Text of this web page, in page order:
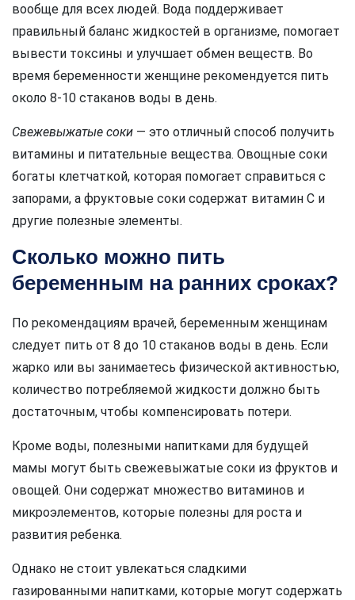
вообще для всех людей. Вода поддерживает
правильный баланс жидкостей в организме, помогает
вывести токсины и улучшает обмен веществ. Во
время беременности женщине рекомендуется пить
около 8-10 стаканов воды в день.
Свежевыжатые соки — это отличный способ получить
витамины и питательные вещества. Овощные соки
богаты клетчаткой, которая помогает справиться с
запорами, а фруктовые соки содержат витамин С и
другие полезные элементы.
Сколько можно пить
беременным на ранних сроках?
По рекомендациям врачей, беременным женщинам
следует пить от 8 до 10 стаканов воды в день. Если
жарко или вы занимаетесь физической активностью,
количество потребляемой жидкости должно быть
достаточным, чтобы компенсировать потери.
Кроме воды, полезными напитками для будущей
мамы могут быть свежевыжатые соки из фруктов и
овощей. Они содержат множество витаминов и
микроэлементов, которые полезны для роста и
развития ребенка.
Однако не стоит увлекаться сладкими
газированными напитками, которые могут содержать